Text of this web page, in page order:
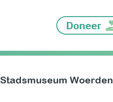
Doneer
Stadsmuseum Woerden